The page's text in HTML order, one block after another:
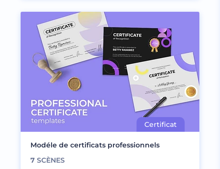
Modéle de certificats professionnels
7 SCÈNES